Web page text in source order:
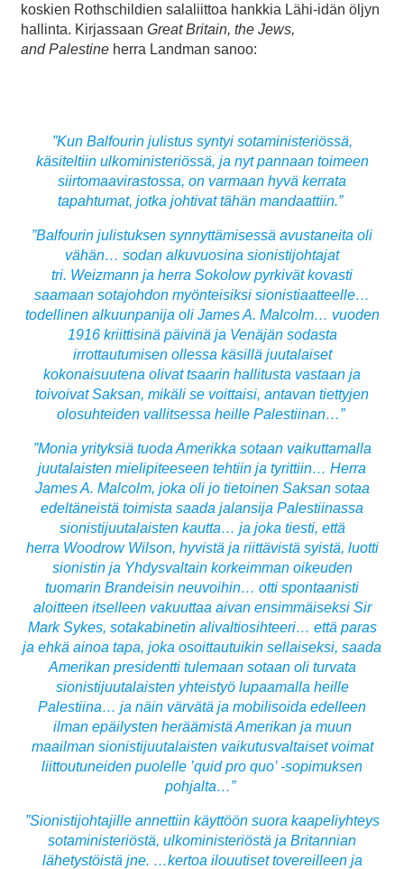
koskien Rothschildien salaliittoa hankkia Lähi-idän öljyn
hallinta. Kirjassaan Great Britain, the Jews,
and Palestine herra Landman sanoo:
”Kun Balfourin julistus syntyi sotaministeriössä,
käsiteltiin ulkoministeriössä, ja nyt pannaan toimeen
siirtomaavirastossa, on varmaan hyvä kerrata
tapahtumat, jotka johtivat tähän mandaattiin.”
”Balfourin julistuksen synnyttämisessä avustaneita oli
vähän… sodan alkuvuosina sionistijohtajat
tri. Weizmann ja herra Sokolow pyrkivät kovasti
saamaan sotajohdon myönteisiksi sionistiaatteelle…
todellinen alkuunpanija oli James A. Malcolm… vuoden
1916 kriittisinä päivinä ja Venäjän sodasta
irrottautumisen ollessa käsillä juutalaiset
kokonaisuutena olivat tsaarin hallitusta vastaan ja
toivoivat Saksan, mikäli se voittaisi, antavan tiettyjen
olosuhteiden vallitsessa heille Palestiinan…”
”Monia yrityksiä tuoda Amerikka sotaan vaikuttamalla
juutalaisten mielipiteeseen tehtiin ja tyrittiin… Herra
James A. Malcolm, joka oli jo tietoinen Saksan sotaa
edeltäneistä toimista saada jalansija Palestiinassa
sionistijuutalaisten kautta… ja joka tiesti, että
herra Woodrow Wilson, hyvistä ja riittävistä syistä, luotti
sionistin ja Yhdysvaltain korkeimman oikeuden
tuomarin Brandeisin neuvoihin… otti spontaanisti
aloitteen itselleen vakuuttaa aivan ensimmäiseksi Sir
Mark Sykes, sotakabinetin alivaltiosihteeri… että paras
ja ehkä ainoa tapa, joka osoittautuikin sellaiseksi, saada
Amerikan presidentti tulemaan sotaan oli turvata
sionistijuutalaisten yhteistyö lupaamalla heille
Palestiina… ja näin värvätä ja mobilisoida edelleen
ilman epäilysten heräämistä Amerikan ja muun
maailman sionistijuutalaisten vaikutusvaltaiset voimat
liittoutuneiden puolelle ’quid pro quo’ -sopimuksen
pohjalta…”
”Sionistijohtajille annettiin käyttöön suora kaapeliyhteys
sotaministeriöstä, ulkoministeriöstä ja Britannian
lähetystöistä jne. …kertoa ilouutiset tovereilleen ja